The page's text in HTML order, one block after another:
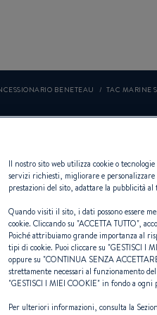
BENETEAU TAC MARINE
TAC
Vela,
Il nostro sito web utilizza cookie o
servizi richiesti, migliorare e
prestazioni del sito, adattare la pubblicità
Quando visiti il sito, i dati possono essere
cookie. Cliccando su "ACCETTA TUTTO",
Poiché attribuiamo grande importanza al
tipi di cookie. Puoi cliccare su "GESTISCI I
oppure su "CONTINUA SENZA
strettamente necessari al funzionamento
"GESTISCI I MIEI COOKIE" in fondo a ogni
Per ulteriori informazioni, consulta la